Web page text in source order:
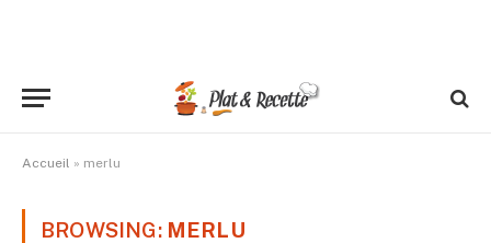
Accueil » merlu
BROWSING: MERLU